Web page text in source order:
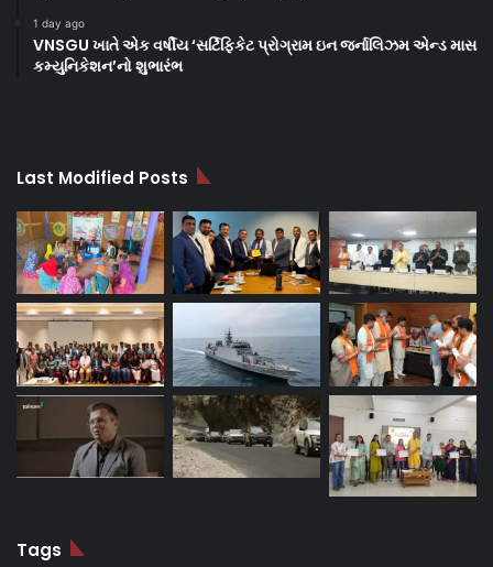
1 day ago
VNSGU ખાતે એક વર્ષીય ‘સર્ટિફિકેટ પ્રોગ્રામ ઇન જર્નાલિઝમ એન્ડ માસ
કમ્યુનિકેશન’નો શુભારંભ
Last Modified Posts
Tags